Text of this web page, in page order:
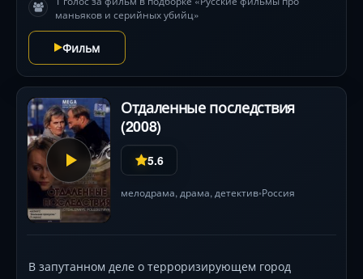
маньяков и серийных убийц»
Фильм
Отдаленные последствия
(2008)
5.6
мелодрама, драма, детектив•Россия
В запутанном деле о терроризирующем город